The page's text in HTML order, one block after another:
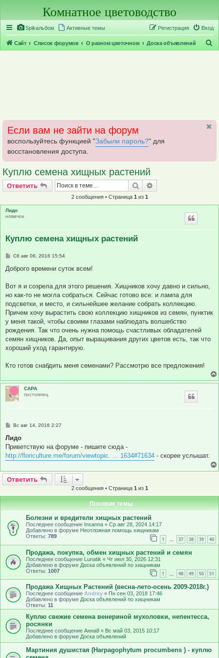
Комнатное цветоводство
Spikальбом Активные темы Вход
Регистрация
Сайт Список форумов О разном цветочном Доска объявлений
Если вам не зайти на форум
воспользуйтесь функцией "Забыли пароль?" для
восстановления доступа.
Куплю семена хищных растений
Ответить
Ответить Поиск
2 сообщения • Страница 1 из 1
Лидо
новичок
Куплю семена хищных растений
С
о
е
и
е
Сб авг 06, 2016 15:54
Доброго времени суток всем!
Вот я и созрела для этого решения. Хищников хочу давно и сильно,
но как-то не могла собраться. Сейчас готово все: и лампа для
подсветки, и место, и сильнейшее желание собрать коллекцию.
Причем хочу вырастить свою коллекцию хищников из семян, пунктик
у меня такой, чтобы своими глазами наблюдать волшебство
рождения. Так что очень нужна помощь счастливых обладателей
семян хищников. Да, опыт выращивания других цветов есть, так что
хороший уход гарантирую.
Кто готов снабдить меня семенами? Рассмотрю все предложения!
САРА
постоялец
С
о
б
щ
е
н
е
Вс авг 14, 2016 2:27
Лидо
Приветствую на форуме - пишите сюда -
http://floriculture.me/forum/viewtopic. ... 1634#71634 - скорее услышат.
Ответить
Ответить
2 сообщения • Страница 1 из 1
Похожие темы
Болезни и вредители хищных растений
Последнее сообщение Insanna « Ср авг 28, 2024 14:17
Добавлено в форуме Неотложная помощь хищникам
Ответы: 789 1 … 37 38 39 40
Продажа, покупка, обмен хищных растений и семян
Последнее сообщение Lunatik « Чт июл 30, 2026 12:31
Добавлено в форуме Доска объявлений по хищникам
Ответы: 1007 1 48 49 50 51
Продажа Хищных Растений (весна-лето-осень 2009-2018г.)
Последнее сообщение Andrey « Пн сен 03, 2018 17:46
Добавлено в форуме Доска объявлений по хищникам
Ответы: 11
Куплю свежие семена венериной мухоловки, непентесса,
росянки
Последнее сообщение Анна8 « Вс май 03, 2015 10:17
Добавлено в форуме Доска объявлений
Мартиния душистая (Harpagophytum procumbens ) - куплю